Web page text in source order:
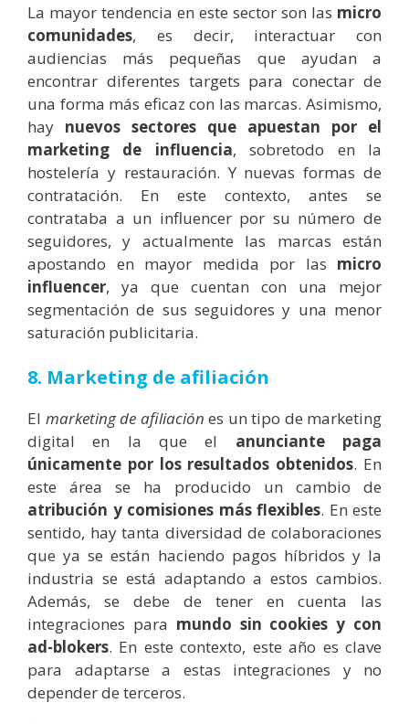
La mayor tendencia en este sector son las micro
comunidades, es decir, interactuar con
audiencias más pequeñas que ayudan a
encontrar diferentes targets para conectar de
una forma más eficaz con las marcas. Asimismo,
hay nuevos sectores que apuestan por el
marketing de influencia, sobretodo en la
hostelería y restauración. Y nuevas formas de
contratación. En este contexto, antes se
contrataba a un influencer por su número de
seguidores, y actualmente las marcas están
apostando en mayor medida por las micro
influencer, ya que cuentan con una mejor
segmentación de sus seguidores y una menor
saturación publicitaria.
8. Marketing de afiliación
El marketing de afiliación es un tipo de marketing
digital en la que el anunciante paga
únicamente por los resultados obtenidos. En
este área se ha producido un cambio de
atribución y comisiones más flexibles. En este
sentido, hay tanta diversidad de colaboraciones
que ya se están haciendo pagos híbridos y la
industria se está adaptando a estos cambios.
Además, se debe de tener en cuenta las
integraciones para mundo sin cookies y con
ad-blokers. En este contexto, este año es clave
para adaptarse a estas integraciones y no
depender de terceros.